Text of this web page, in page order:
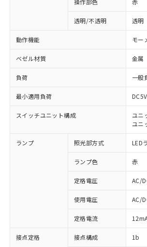
操作部色 赤
透明/不透明 透明
動作機能 モー
ベゼル材質 金属
負荷 一般
最小適用負荷
スイッチユニット構成
ユニ
ユニ
ランプ 照光部方式 LED
ランプ色 赤
定格電圧 AC/
使用電圧 AC/
定格電流
接点定格 接点構成 1b
※1 対応状況
対応済み：EU RoHS指令（10
非含有に対応した製品が提供可能